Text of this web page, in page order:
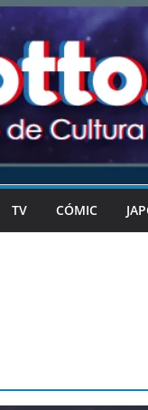
TV CÓMIC